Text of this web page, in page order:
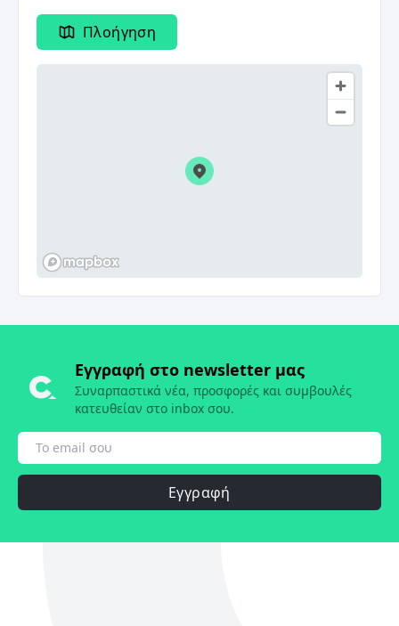
Πλοήγηση
Εγγραφή στο newsletter μας
Συναρπαστικά νέα, προσφορές και συμβουλές
κατευθείαν στο inbox σου.
Εγγραφή